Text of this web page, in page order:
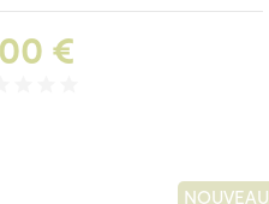
€
NOUVEAU